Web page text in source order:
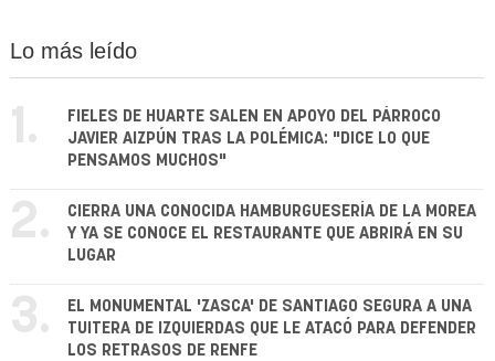
Lo más leído
1.
FIELES DE HUARTE SALEN EN APOYO DEL PÁRROCO
JAVIER AIZPÚN TRAS LA POLÉMICA: "DICE LO QUE
PENSAMOS MUCHOS"
2.
CIERRA UNA CONOCIDA HAMBURGUESERÍA DE LA MOREA
Y YA SE CONOCE EL RESTAURANTE QUE ABRIRÁ EN SU
LUGAR
3.
EL MONUMENTAL 'ZASCA' DE SANTIAGO SEGURA A UNA
TUITERA DE IZQUIERDAS QUE LE ATACÓ PARA DEFENDER
LOS RETRASOS DE RENFE